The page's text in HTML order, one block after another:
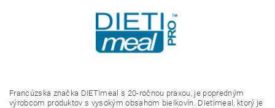
Francúzska značka DIETImeal s 20-ročnou praxou, je popredným
výrobcom produktov s vysokým obsahom bielkovín. Dietimeal, ktorý je